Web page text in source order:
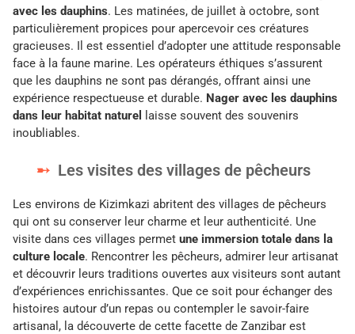
avec les dauphins. Les matinées, de juillet à octobre, sont
particulièrement propices pour apercevoir ces créatures
gracieuses. Il est essentiel d’adopter une attitude responsable
face à la faune marine. Les opérateurs éthiques s’assurent
que les dauphins ne sont pas dérangés, offrant ainsi une
expérience respectueuse et durable. Nager avec les dauphins
dans leur habitat naturel
laisse souvent des souvenirs
inoubliables.
Les visites des villages de pêcheurs
Les environs de Kizimkazi abritent des villages de pêcheurs
qui ont su conserver leur charme et leur authenticité. Une
visite dans ces villages permet une immersion totale dans la
culture locale. Rencontrer les pêcheurs, admirer leur artisanat
et découvrir leurs traditions ouvertes aux visiteurs sont autant
d’expériences enrichissantes. Que ce soit pour échanger des
histoires autour d’un repas ou contempler le savoir-faire
artisanal, la découverte de cette facette de Zanzibar est